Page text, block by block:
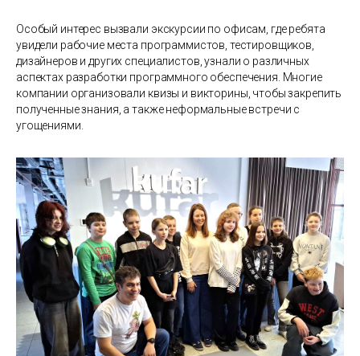
Особый интерес вызвали экскурсии по офисам, где ребята
увидели рабочие места программистов, тестировщиков,
дизайнеров и других специалистов, узнали о различных
аспектах разработки программного обеспечения. Многие
компании организовали квизы и викторины, чтобы закрепить
полученные знания, а также неформальные встречи с
угощениями.